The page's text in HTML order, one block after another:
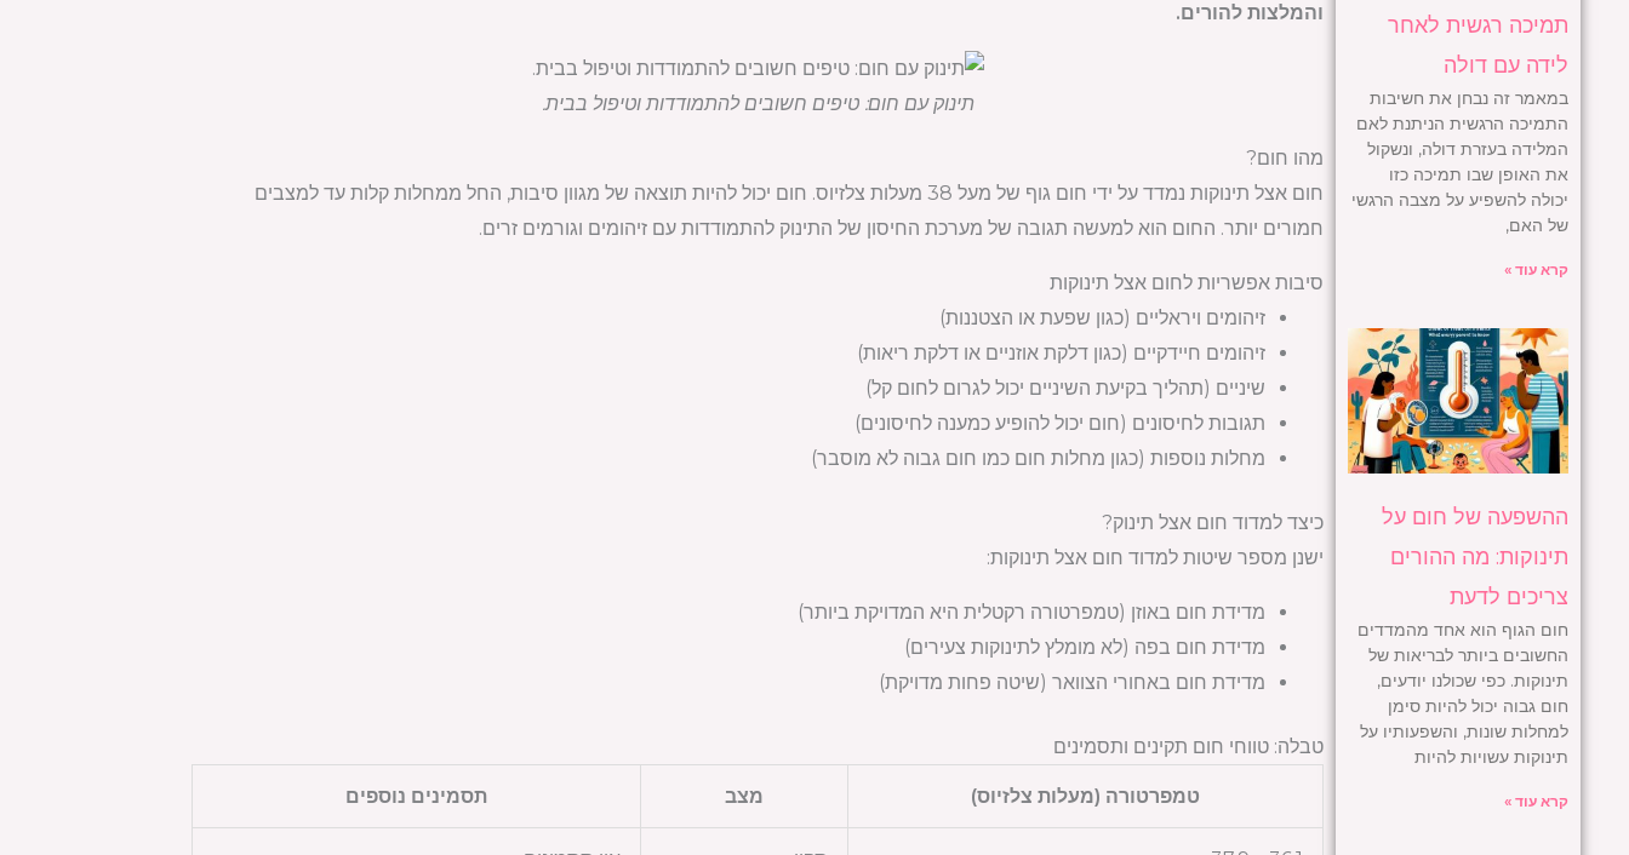
תמיכה רגשית לאחר
לידה עם דולה
במאמר זה נבחן את חשיבות
התמיכה הרגשית הניתנת לאם
המלידה בעזרת דולה, ונשקול
את האופן שבו תמיכה כזו
יכולה להשפיע על מצבה הרגשי
של האם,
קרא עוד »
ההשפעה של חום על
תינוקות: מה ההורים
צריכים לדעת
חום הגוף הוא אחד מהמדדים
החשובים ביותר לבריאות של
תינוקות. כפי שכולנו יודעים,
חום גבוה יכול להיות סימן
למחלות שונות, והשפעותיו על
תינוקות עשויות להיות
קרא עוד »
והמלצות להורים.
תינוק עם חום: טיפים חשובים להתמודדות וטיפול בבית.
מהו חום?
חום אצל תינוקות נמדד על ידי חום גוף של מעל 38 מעלות צלזיוס. חום יכול להיות תוצאה של מגוון סיבות, החל ממחלות קלות עד למצבים
חמורים יותר. החום הוא למעשה תגובה של מערכת החיסון של התינוק להתמודדות עם זיהומים וגורמים זרים.
סיבות אפשריות לחום אצל תינוקות
זיהומים ויראליים (כגון שפעת או הצטננות)
זיהומים חיידקיים (כגון דלקת אוזניים או דלקת ריאות)
שיניים (תהליך בקיעת השיניים יכול לגרום לחום קל)
תגובות לחיסונים (חום יכול להופיע כמענה לחיסונים)
מחלות נוספות (כגון מחלות חום כמו חום גבוה לא מוסבר)
כיצד למדוד חום אצל תינוק?
ישנן מספר שיטות למדוד חום אצל תינוקות:
מדידת חום באוזן (טמפרטורה רקטלית היא המדויקת ביותר)
מדידת חום בפה (לא מומלץ לתינוקות צעירים)
מדידת חום באחורי הצוואר (שיטה פחות מדויקת)
טבלה: טווחי חום תקינים ותסמינים
טמפרטורה (מעלות צלזיוס) מצב תסמינים נוספים